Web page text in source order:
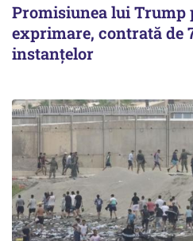
Promisiunea lui Trump
exprimare, contrată de
instanțelor